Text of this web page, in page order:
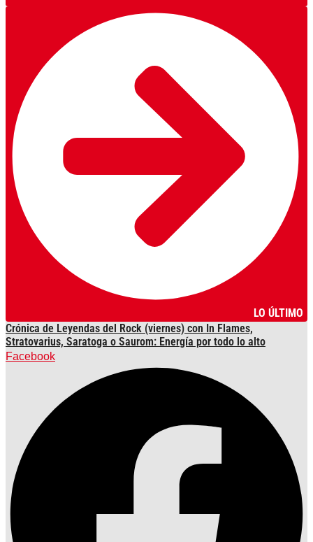
LO ÚLTIMO
Crónica de Leyendas del Rock (viernes) con In Flames,
Stratovarius, Saratoga o Saurom: Energía por todo lo alto
Facebook